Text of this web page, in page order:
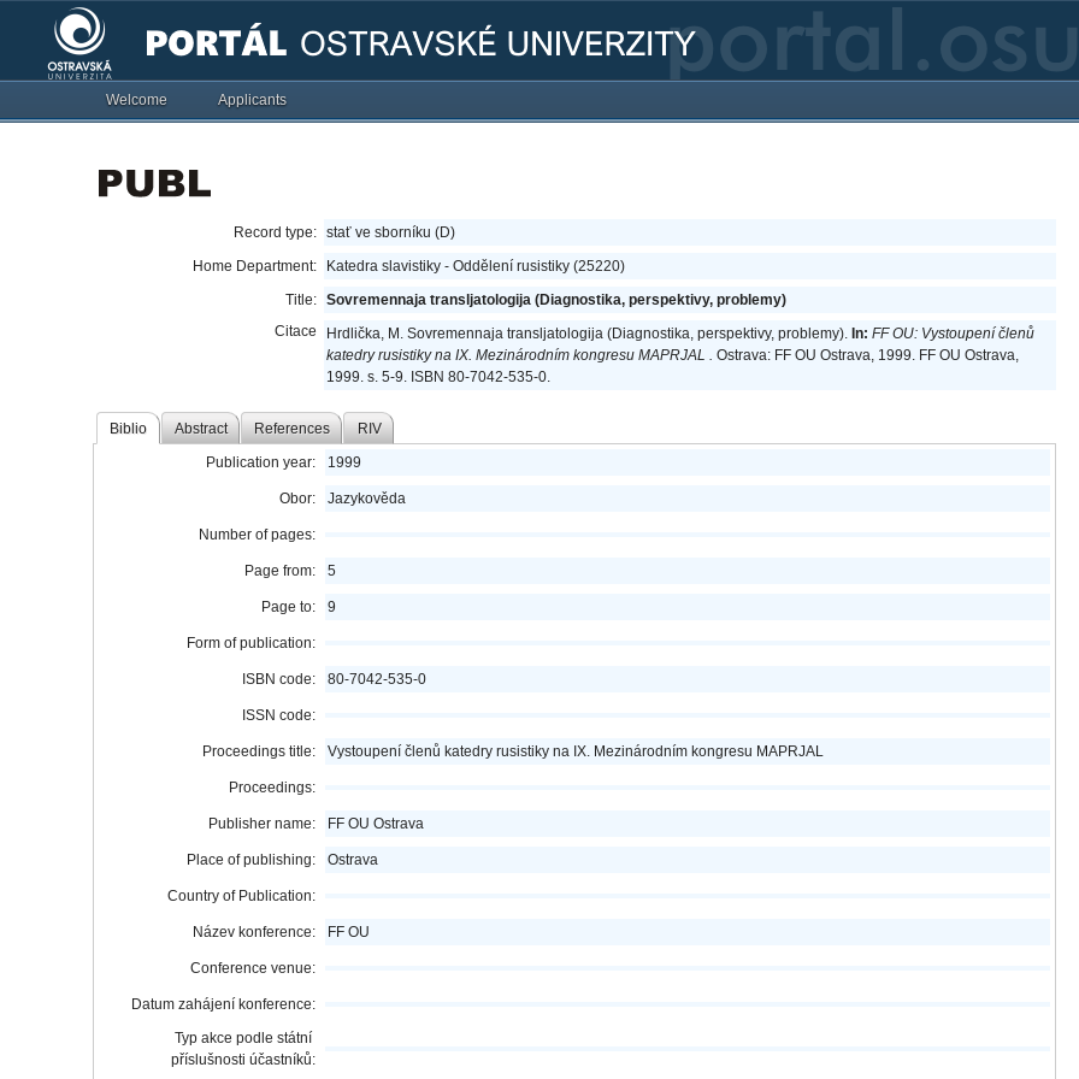
Welcome Applicants
Record type: stať ve sborníku (D)
Home Department:
Katedra slavistiky - Oddělení rusistiky (25220)
Title: Sovremennaja transljatologija (Diagnostika, perspektivy, problemy)
Citace
Hrdlička, M. Sovremennaja transljatologija (Diagnostika, perspektivy, problemy). In:FF OU: Vystoupení členů
katedry rusistiky na IX. Mezinárodním kongresu MAPRJAL . Ostrava: FF OU Ostrava, 1999. FF OU Ostrava,
1999. s. 5-9. ISBN 80-7042-535-0.
Biblio Abstract References RIV
Publication year: 1999
Obor: Jazykověda
Number of pages:
Page from: 5
Page to: 9
Form of publication:
ISBN code: 80-7042-535-0
ISSN code:
Proceedings title: Vystoupení členů katedry rusistiky na IX. Mezinárodním kongresu MAPRJAL
Proceedings:
Publisher name: FF OU Ostrava
Place of publishing: Ostrava
Country of Publication:
Název konference: FF OU
Conference venue:
Datum zahájení konference:
Typ akce podle státní
příslušnosti účastníků: